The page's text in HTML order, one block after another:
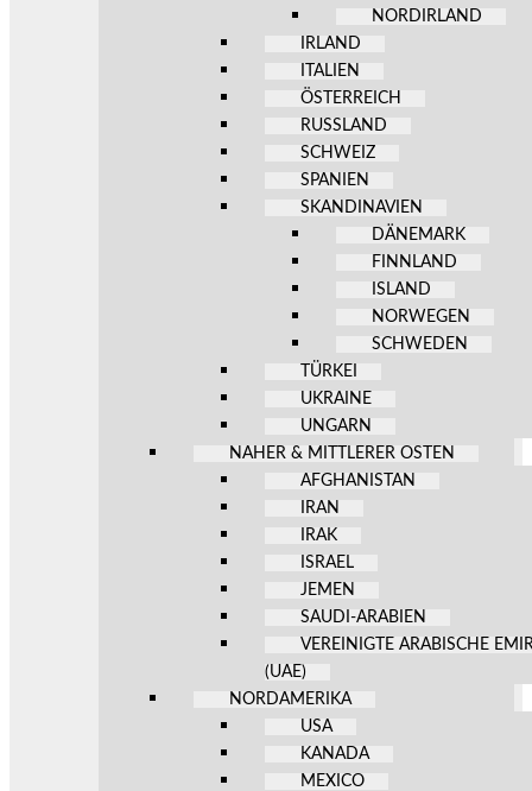
NORDIRLAND
IRLAND
ITALIEN
ÖSTERREICH
RUSSLAND
SCHWEIZ
SPANIEN
SKANDINAVIEN
DÄNEMARK
FINNLAND
ISLAND
NORWEGEN
SCHWEDEN
TÜRKEI
UKRAINE
UNGARN
NAHER & MITTLERER OSTEN
AFGHANISTAN
IRAN
IRAK
ISRAEL
JEMEN
SAUDI-ARABIEN
VEREINIGTE ARABISCHE
(UAE)
NORDAMERIKA
USA
KANADA
MEXICO